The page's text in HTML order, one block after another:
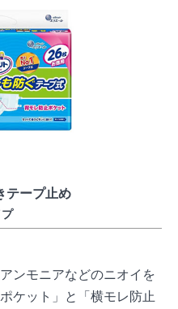
テープ止め
ンモニアなどのニオイを
ケット」と「横モレ防止